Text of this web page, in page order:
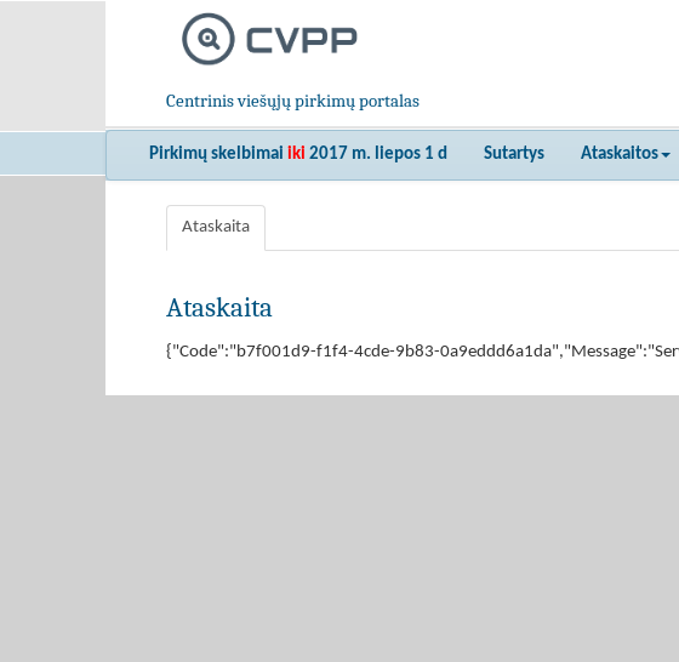
Centrinis viešųjų pirkimų portalas
Pirkimų skelbimai iki 2017 m. liepos 1 d Sutartys Ataskaitos
Ataskaita
Ataskaita
{"Code":"b7f001d9-f1f4-4cde-9b83-